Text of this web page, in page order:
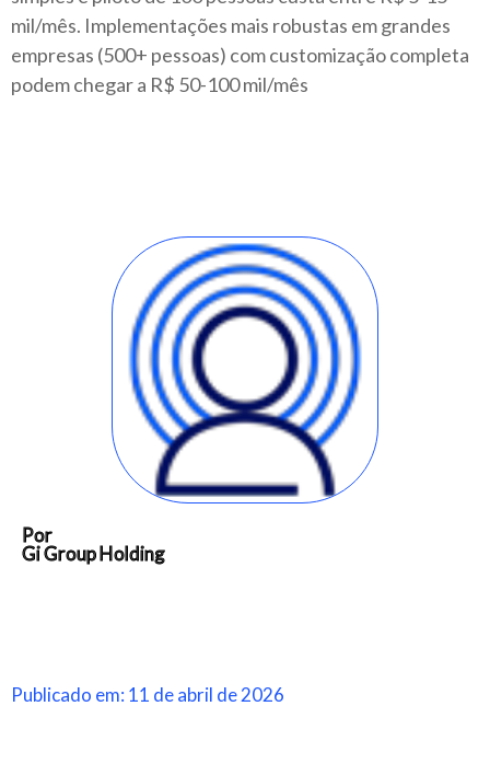
mil/mês. Implementações mais robustas em grandes
empresas (500+ pessoas) com customização completa
podem chegar a R$ 50-100 mil/mês
Por
Gi Group Holding
Publicado em: 11 de abril de 2026